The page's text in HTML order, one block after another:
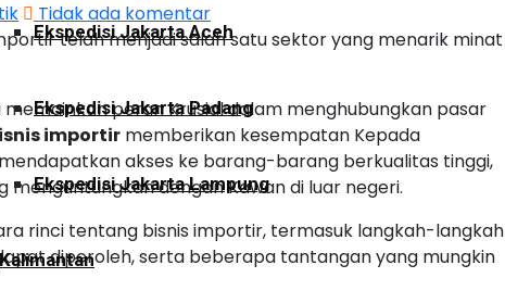
Ekspedisi Jakarta Aceh
Ekspedisi Jakarta Padang
Ekspedisi Jakarta Lampung
Kalimantan
Tidak ada komentar
telah menjadi salah satu sektor yang menarik minat
peran Krusial dalam menghubungkan pasar
importir memberikan kesempatan Kepada
akses ke barang-barang berkualitas tinggi,
menguntungkan dengan Kawan di luar negeri.
rinci tentang bisnis importir, termasuk langkah-langkah
diperoleh, serta beberapa tantangan yang mungkin